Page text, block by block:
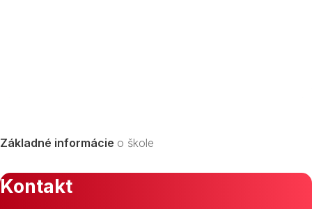
Základné informácie o škole
Kontakt